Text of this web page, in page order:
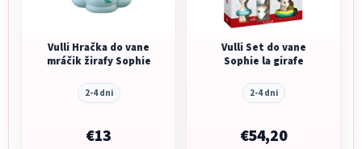
Vulli Hračka do vane
mráčik žirafy Sophie
2-4 dni
€13
Vulli Set do vane
Sophie la girafe
2-4 dni
€54,20